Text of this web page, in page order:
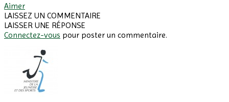
Aimer
LAISSEZ UN COMMENTAIRE
LAISSER UNE RÉPONSE
Connectez-vous pour poster un commentaire.